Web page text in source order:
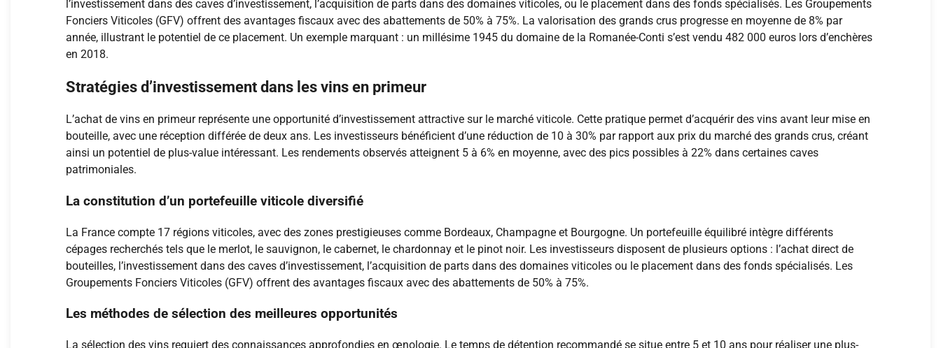
l’investissement dans des caves d’investissement, l’acquisition de parts dans des domaines viticoles, ou le placement dans des fonds spécialisés. Les Groupements
Fonciers Viticoles (GFV) offrent des avantages fiscaux avec des abattements de 50% à 75%. La valorisation des grands crus progresse en moyenne de 8% par
année, illustrant le potentiel de ce placement. Un exemple marquant : un millésime 1945 du domaine de la Romanée-Conti s’est vendu 482 000 euros lors d’enchères
en 2018.
Stratégies d’investissement dans les vins en primeur
L’achat de vins en primeur représente une opportunité d’investissement attractive sur le marché viticole. Cette pratique permet d’acquérir des vins avant leur mise en
bouteille, avec une réception différée de deux ans. Les investisseurs bénéficient d’une réduction de 10 à 30% par rapport aux prix du marché des grands crus, créant
ainsi un potentiel de plus-value intéressant. Les rendements observés atteignent 5 à 6% en moyenne, avec des pics possibles à 22% dans certaines caves
patrimoniales.
La constitution d’un portefeuille viticole diversifié
La France compte 17 régions viticoles, avec des zones prestigieuses comme Bordeaux, Champagne et Bourgogne. Un portefeuille équilibré intègre différents
cépages recherchés tels que le merlot, le sauvignon, le cabernet, le chardonnay et le pinot noir. Les investisseurs disposent de plusieurs options : l’achat direct de
bouteilles, l’investissement dans des caves d’investissement, l’acquisition de parts dans des domaines viticoles ou le placement dans des fonds spécialisés. Les
Groupements Fonciers Viticoles (GFV) offrent des avantages fiscaux avec des abattements de 50% à 75%.
Les méthodes de sélection des meilleures opportunités
La sélection des vins requiert des connaissances approfondies en œnologie. Le temps de détention recommandé se situe entre 5 et 10 ans pour réaliser une plus-